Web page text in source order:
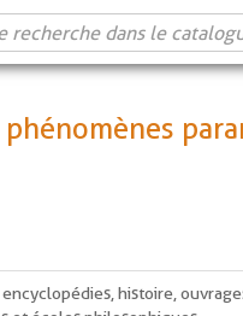
histoire,